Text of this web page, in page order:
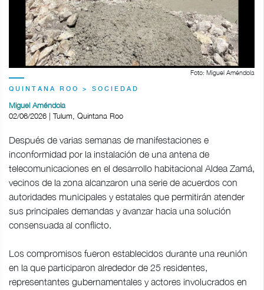
Foto: Miguel Améndola
QUINTANA ROO > SOCIEDAD
Miguel Améndola
02/06/2026 | Tulum, Quintana Roo
Después de varias semanas de manifestaciones e
inconformidad por la instalación de una antena de
telecomunicaciones en el desarrollo habitacional Aldea Zamá,
vecinos de la zona alcanzaron una serie de acuerdos con
autoridades municipales y estatales que permitirán atender
sus principales demandas y avanzar hacia una solución
consensuada al conflicto.
Los compromisos fueron establecidos durante una reunión
en la que participaron alrededor de 25 residentes,
representantes gubernamentales y actores involucrados en